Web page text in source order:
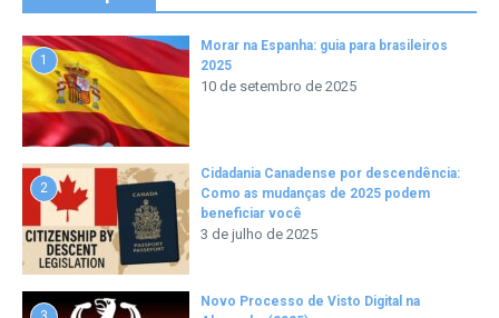
1
Morar na Espanha: guia para brasileiros
2025
10 de setembro de 2025
2
Cidadania Canadense por descendência:
Como as mudanças de 2025 podem
beneficiar você
3 de julho de 2025
Novo Processo de Visto Digital na